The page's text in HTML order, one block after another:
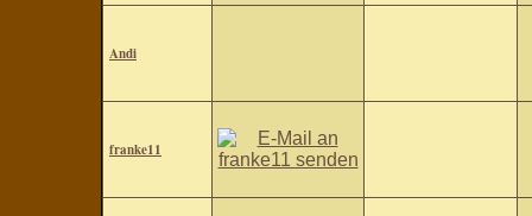
Andi
franke11